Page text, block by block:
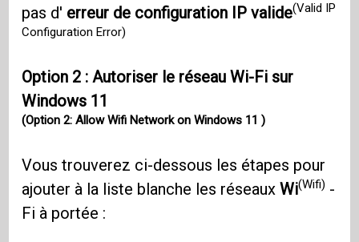
pas d' erreur de configuration IP valide(Valid IP
Configuration Error)
Option 2 : Autoriser le réseau Wi-Fi sur
Windows 11
(Option 2: Allow Wifi Network on Windows 11 )
Vous trouverez ci-dessous les étapes pour
ajouter à la liste blanche les réseauxWi(Wifi) -
Fi à portée :